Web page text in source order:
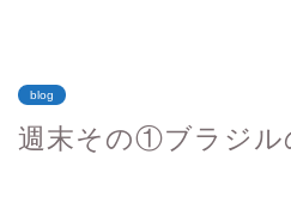
blog
週末その①ブラジル